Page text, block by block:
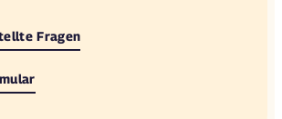
Fragen